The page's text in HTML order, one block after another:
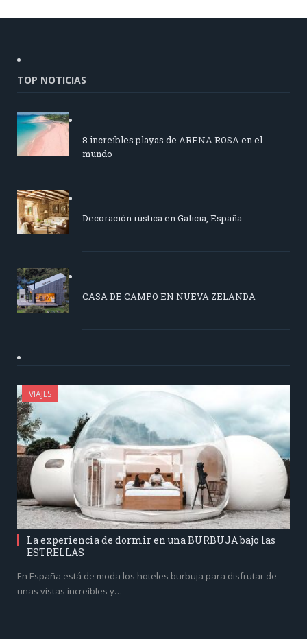
TOP NOTICIAS
8 increíbles playas de ARENA ROSA en el
mundo
Decoración rústica en Galicia, España
CASA DE CAMPO EN NUEVA ZELANDA
VIAJES
La experiencia de dormir en una BURBUJA bajo las
ESTRELLAS
En España está de moda los hoteles burbuja para disfrutar de
unas vistas increíbles y…